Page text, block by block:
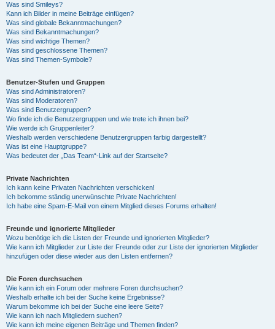
Was sind Smileys?
Kann ich Bilder in meine Beiträge einfügen?
Was sind globale Bekanntmachungen?
Was sind Bekanntmachungen?
Was sind wichtige Themen?
Was sind geschlossene Themen?
Was sind Themen-Symbole?
Benutzer-Stufen und Gruppen
Was sind Administratoren?
Was sind Moderatoren?
Was sind Benutzergruppen?
Wo finde ich die Benutzergruppen und wie trete ich ihnen bei?
Wie werde ich Gruppenleiter?
Weshalb werden verschiedene Benutzergruppen farbig dargestellt?
Was ist eine Hauptgruppe?
Was bedeutet der „Das Team“-Link auf der Startseite?
Private Nachrichten
Ich kann keine Privaten Nachrichten verschicken!
Ich bekomme ständig unerwünschte Private Nachrichten!
Ich habe eine Spam-E-Mail von einem Mitglied dieses Forums erhalten!
Freunde und ignorierte Mitglieder
Wozu benötige ich die Listen der Freunde und ignorierten Mitglieder?
Wie kann ich Mitglieder zur Liste der Freunde oder zur Liste der ignorierten Mitglieder
hinzufügen oder diese wieder aus den Listen entfernen?
Die Foren durchsuchen
Wie kann ich ein Forum oder mehrere Foren durchsuchen?
Weshalb erhalte ich bei der Suche keine Ergebnisse?
Warum bekomme ich bei der Suche eine leere Seite?
Wie kann ich nach Mitgliedern suchen?
Wie kann ich meine eigenen Beiträge und Themen finden?